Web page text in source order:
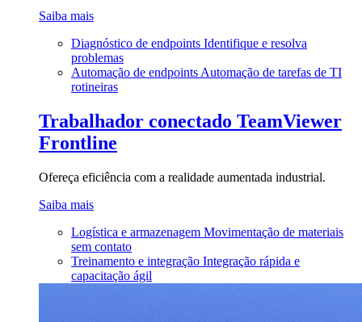
Saiba mais
Diagnóstico de endpoints Identifique e resolva
problemas
Automação de endpoints Automação de tarefas de TI
rotineiras
Trabalhador conectado TeamViewer
Frontline
Ofereça eficiência com a realidade aumentada industrial.
Saiba mais
Logística e armazenagem Movimentação de materiais
sem contato
Treinamento e integração Integração rápida e
capacitação ágil